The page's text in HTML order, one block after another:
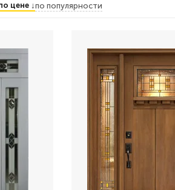
цене ↓по популярности